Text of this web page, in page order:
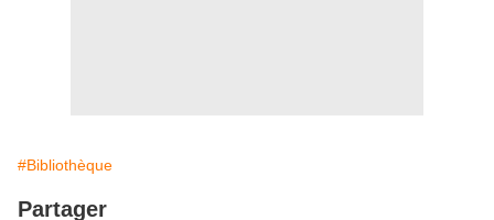
#Bibliothèque
Partager